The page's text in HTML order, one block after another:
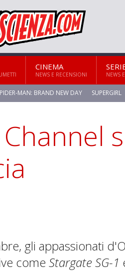
CINEMA
NEWS E RECENSIONI NEWS
MAN: BRAND NEW DAY SUPERGIRL
WORLDS
Channel
gli appassionati
come Stargate SG-1